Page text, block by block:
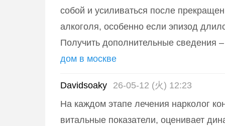
собой и усиливаться после
алкоголя, особенно если эпизод
Получить дополнительные сведения
дом в москве
Davidsoaky
26-05-12 (火) 12:23
На каждом этапе лечения нарколог
витальные показатели, оценивает